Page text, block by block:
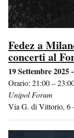
Fedez a
concerti al
19 Settembre 2025
Orario: 21:00 –
Unipol Forum
Via G. di Vittorio, 6